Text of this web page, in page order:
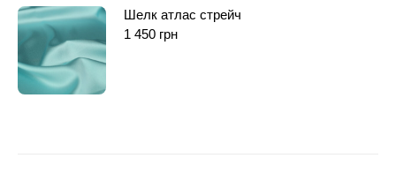
Шелк атлас стрейч
1 450 грн